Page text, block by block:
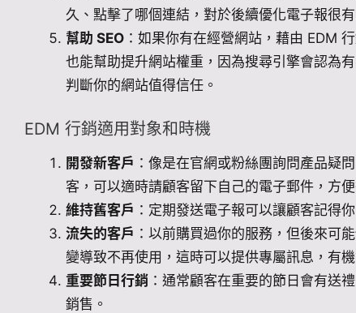
久、點擊了哪個連結，對於後續優化電子報很有
幫助 SEO ：如果你有在經營網站，藉由 EDM
也能幫助提升網站權重，因為搜尋引擎會認為
判斷你的網站值得信任。
EDM 行銷適用對象和時機
開發新客戶 ：像是在官網或粉絲團詢問產品疑
客，可以適時請顧客留下自己的電子郵件，方
維持舊客戶 ：定期發送電子報可以讓顧客記得你
流失的客戶 ：以前購買過你的服務，但後來可
變導致不再使用，這時可以提供專屬訊息，有
重要節日行銷 ：通常顧客在重要的節日會有送
銷售。